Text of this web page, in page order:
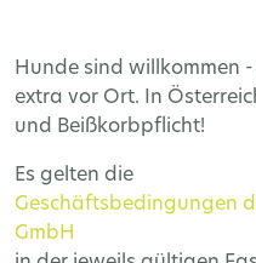
Hunde sind willkommen
extra vor Ort. In
und Beißkorbpflicht!
Es gelten die
Geschäftsbedingungen
GmbH